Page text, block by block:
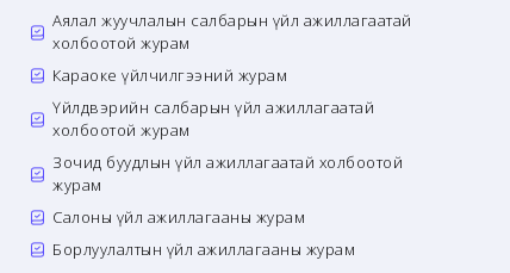
Аялал жуучлалын салбарын үйл ажиллагаатай
холбоотой журам
Караоке үйлчилгээний журам
Үйлдвэрийн салбарын үйл ажиллагаатай
холбоотой журам
Зочид буудлын үйл ажиллагаатай холбоотой
журам
Салоны үйл ажиллагааны журам
Борлуулалтын үйл ажиллагааны журам